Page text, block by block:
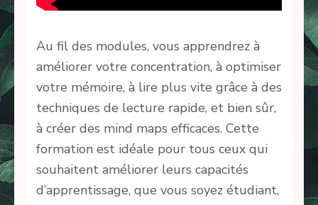
Au fil des modules, vous apprendrez à
améliorer votre concentration, à optimiser
votre mémoire, à lire plus vite grâce à des
techniques de lecture rapide, et bien sûr,
à créer des mind maps efficaces. Cette
formation est idéale pour tous ceux qui
souhaitent améliorer leurs capacités
d’apprentissage, que vous soyez étudiant,